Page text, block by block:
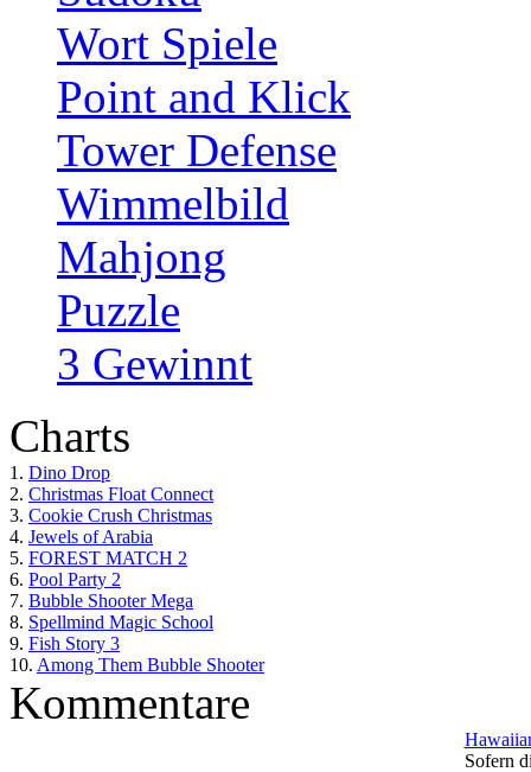
Wort Spiele
Point and Klick
Tower Defense
Wimmelbild
Mahjong
Puzzle
3 Gewinnt
Charts
1. Dino Drop
2. Christmas Float Connect
3. Cookie Crush Christmas
4. Jewels of Arabia
5. FOREST MATCH 2
6. Pool Party 2
7. Bubble Shooter Mega
8. Spellmind Magic School
9. Fish Story 3
10. Among Them Bubble Shooter
Kommentare
Sofern